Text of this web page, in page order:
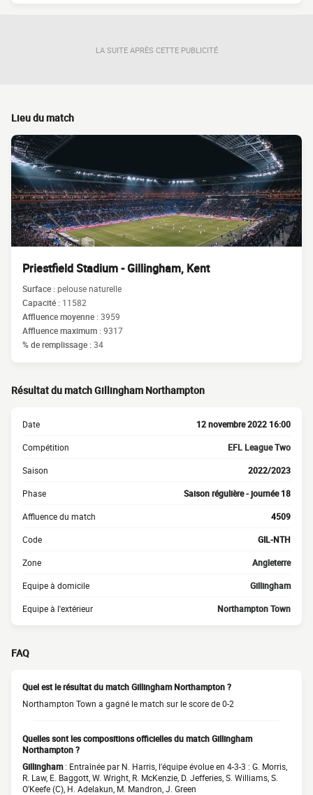
LA SUITE APRÈS CETTE PUBLICITÉ
Lieu du match
Priestfield Stadium - Gillingham, Kent
Surface :pelouse naturelle
Capacité : 11582
Affluence moyenne :3959
Affluence maximum :9317
% de remplissage :34
Résultat du match Gillingham Northampton
Date 12 novembre 2022 16:00
Compétition EFL League Two
Saison 2022/2023
Phase Saison régulière - journée 18
Affluence du match 4509
Code GIL-NTH
Zone Angleterre
Equipe à domicile Gillingham
Equipe à l'extérieur Northampton Town
FAQ
Quel est le résultat du match Gillingham Northampton ?
Northampton Town a gagné le match sur le score de 0-2
Quelles sont les compositions officielles du match Gillingham
Northampton ?
Gillingham: Entraînée par N. Harris, l'équipe évolue en 4-3-3 : G. Morris,
R. Law, E. Baggott, W. Wright, R. McKenzie, D. Jefferies, S. Williams, S.
O'Keefe (C), H. Adelakun, M. Mandron, J. Green